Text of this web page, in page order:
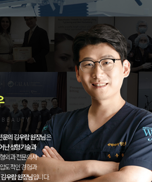
문의 김우람 원장님은
난 성형기술과
외과 전문의사
도적인 경험과
김우람 원장님입니다.